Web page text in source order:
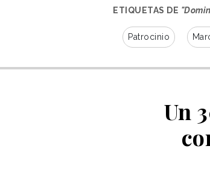
ETIQUETAS DE
Patrocinio
Un